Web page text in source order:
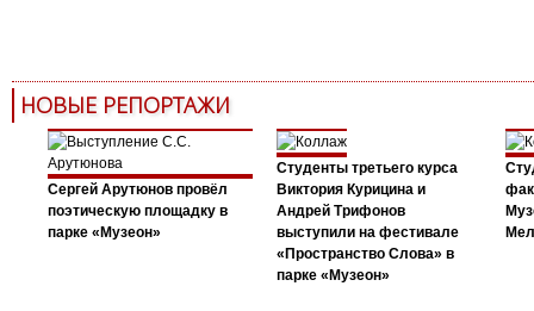
НОВЫЕ РЕПОРТАЖИ
Сергей Арутюнов провёл
поэтическую площадку в
парке «Музеон»
Студенты третьего курса
Виктория Курицина и
Андрей Трифонов
выступили на фестивале
«Пространство Слова» в
парке «Музеон»